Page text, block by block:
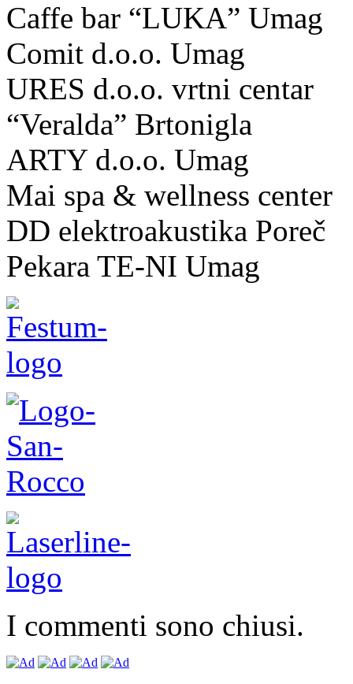
Caffe bar “LUKA” Umag
Comit d.o.o. Umag
URES d.o.o. vrtni centar
“Veralda” Brtonigla
ARTY d.o.o. Umag
Mai spa & wellness center
DD elektroakustika Poreč
Pekara TE-NI Umag
I commenti sono chiusi.